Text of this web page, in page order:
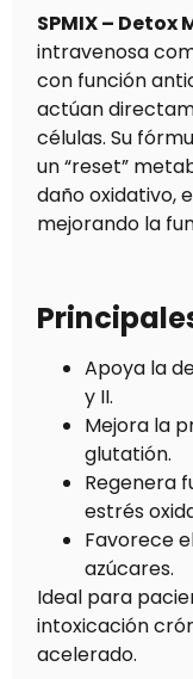
SPMIX – Detox
intravenosa
con función
actúan
células. Su
un “reset”
daño oxidativo,
mejorando la
Apoya la
y II.
Mejora la
glutatión.
Regenera
estrés
Favorece
azúcares.
Ideal para
intoxicación
acelerado.